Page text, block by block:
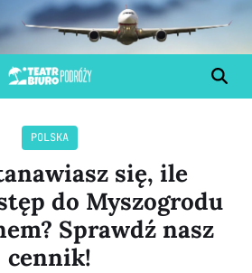
POLSKA
się, ile
do Myszogrodu
Sprawdź nasz
cennik!